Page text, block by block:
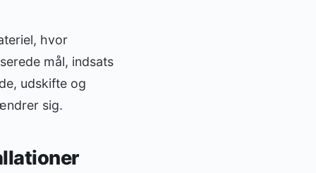
hvor
mål, indsats
udskifte og
sig.